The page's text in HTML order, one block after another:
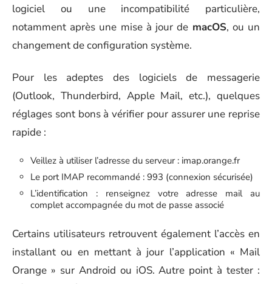
logiciel ou une incompatibilité particulière,
notamment après une mise à jour de macOS, ou un
changement de configuration système.
Pour les adeptes des logiciels de messagerie
(Outlook, Thunderbird, Apple Mail, etc.), quelques
réglages sont bons à vérifier pour assurer une reprise
rapide :
Veillez à utiliser l’adresse du serveur : imap.orange.fr
Le port IMAP recommandé : 993 (connexion sécurisée)
L’identification : renseignez votre adresse mail au
complet accompagnée du mot de passe associé
Certains utilisateurs retrouvent également l’accès en
installant ou en mettant à jour l’application « Mail
Orange » sur Android ou iOS. Autre point à tester :